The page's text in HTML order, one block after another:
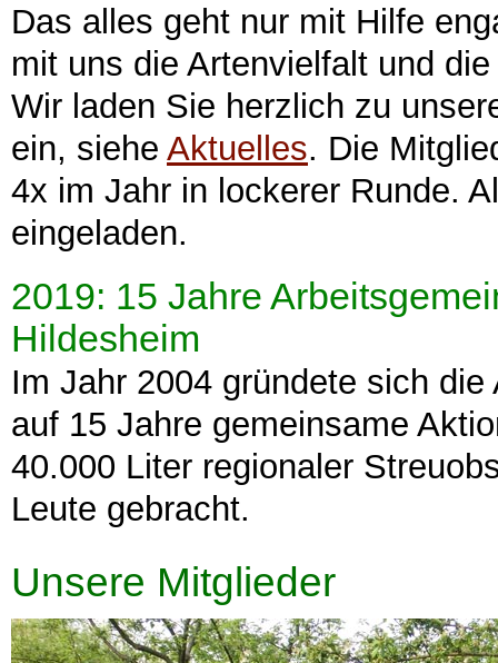
Das alles geht nur mit Hilfe
mit uns die Artenvielfalt und
Wir laden Sie herzlich zu
ein, siehe Aktuelles. Die
4x im Jahr in lockerer Runde.
eingeladen.
2019: 15 Jahre
Hildesheim
Im Jahr 2004 gründete sich
auf 15 Jahre gemeinsame
40.000 Liter regionaler
Leute gebracht.
Unsere Mitglieder